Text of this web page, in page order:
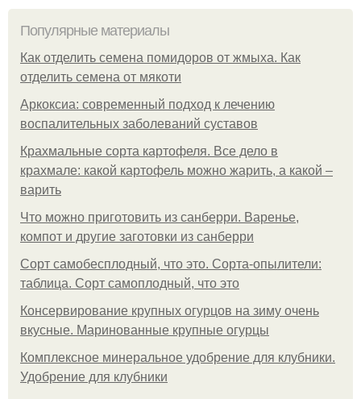
Популярные материалы
Как отделить семена помидоров от жмыха. Как
отделить семена от мякоти
Аркоксиа: современный подход к лечению
воспалительных заболеваний суставов
Крахмальные сорта картофеля. Все дело в
крахмале: какой картофель можно жарить, а какой –
варить
Что можно приготовить из санберри. Варенье,
компот и другие заготовки из санберри
Сорт самобесплодный, что это. Сорта-опылители:
таблица. Сорт самоплодный, что это
Консервирование крупных огурцов на зиму очень
вкусные. Маринованные крупные огурцы
Комплексное минеральное удобрение для клубники.
Удобрение для клубники